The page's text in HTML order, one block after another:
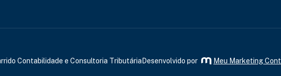
Contabilidade e Consultoria Tributária Desenvolvido por Meu Marketing